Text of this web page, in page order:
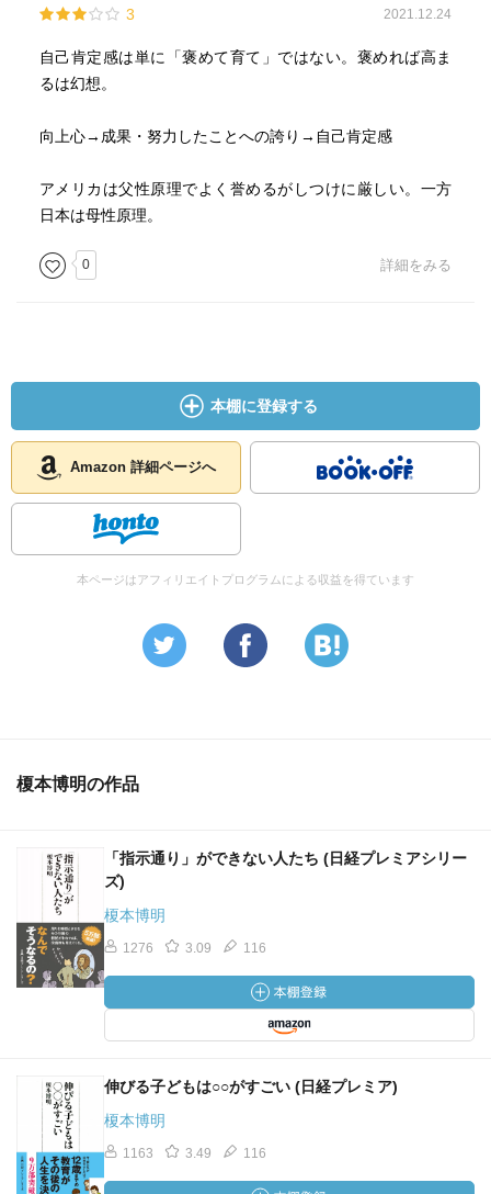
3 2021.12.24
自己肯定感は単に「褒めて育て」ではない。褒めれば高ま
るは幻想。
向上心→成果・努力したことへの誇り→自己肯定感
アメリカは父性原理でよく誉めるがしつけに厳しい。一方
日本は母性原理。
0 詳細をみる
本棚に登録する
Amazon 詳細ページへ
本ページはアフィリエイトプログラムによる収益を得ています
榎本博明の作品
「指示通り」ができない人たち (日経プレミアシリー
ズ)
榎本博明
1276 3.09 116
伸びる子どもは○○がすごい (日経プレミア)
榎本博明
1163 3.49 116